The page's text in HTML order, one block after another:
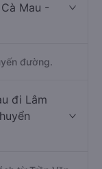
Mau -
đường.
đi Lâm